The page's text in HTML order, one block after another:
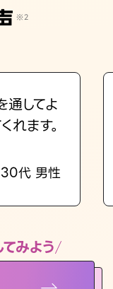
※2
してよ
れます。
30代 男性
みよう